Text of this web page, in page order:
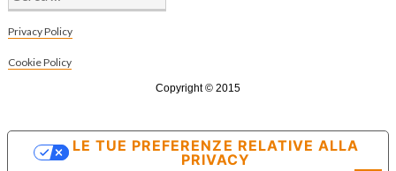
per:
Privacy Policy
Cookie Policy
Copyright © 2015
LE TUE PREFERENZE RELATIVE ALLA
PRIVACY